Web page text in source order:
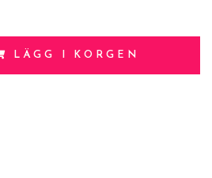
LÄGG I KORGEN